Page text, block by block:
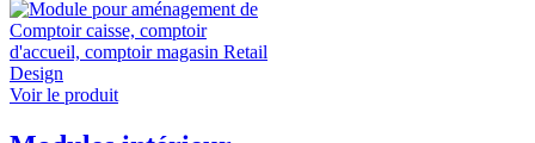
Voir le produit